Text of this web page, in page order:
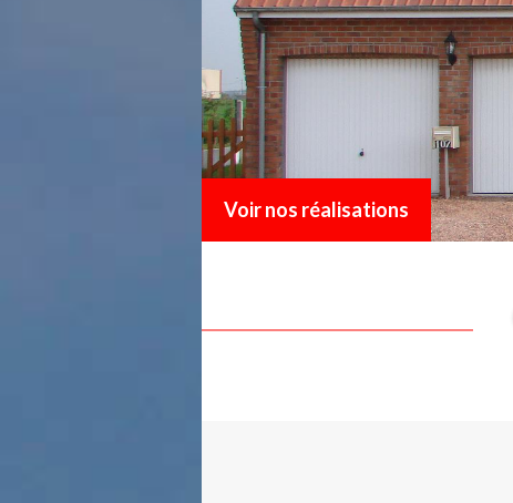
Voir nos réalisations